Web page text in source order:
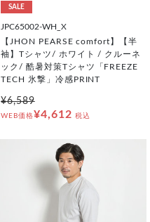
SALE
JPC65002-WH_X
【JHON PEARSE comfort】【半
袖】Tシャツ/ ホワイト / クルーネ
ック/ 酷暑対策Tシャツ「FREEZE
TECH 氷撃」冷感PRINT
¥6,589
WEB価格¥4,612 税込